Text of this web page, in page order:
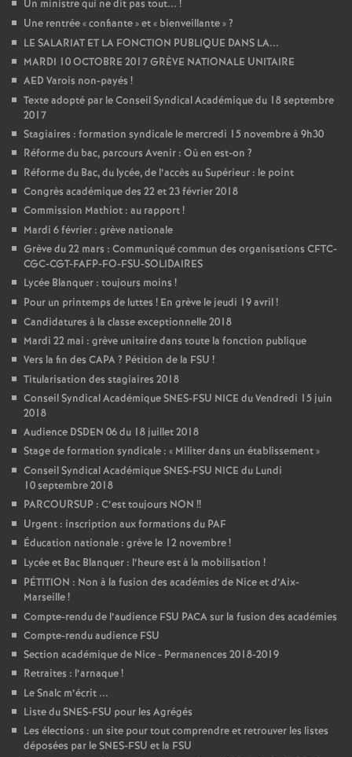
Un ministre qui ne dit pas tout... !
Une rentrée «confiante» et « bienveillante»?
LE SALARIAT ET LA FONCTION PUBLIQUE DANS LA...
MARDI 10 OCTOBRE 2017 GRÈVE NATIONALE UNITAIRE
AED Varois non-payés !
Texte adopté par le Conseil Syndical Académique du 18 septembre
2017
Stagiaires : formation syndicale le mercredi 15 novembre à 9h30
Réforme du bac, parcours Avenir : Où en est-on ?
Réforme du Bac, du lycée, de l’accès au Supérieur : le point
Congrès académique des 22 et 23 février 2018
Commission Mathiot : au rapport!
Mardi 6 février : grève nationale
Grève du 22 mars : Communiqué commun des organisations CFTC-
CGC-CGT-FAFP-FO-FSU-SOLIDAIRES
Lycée Blanquer : toujours moins !
Pour un printemps de luttes ! En grève le jeudi 19 avril!
Candidatures à la classe exceptionnelle 2018
Mardi 22 mai : grève unitaire dans toute la fonction publique
Vers la fin des CAPA? Pétition de la FSU !
Titularisation des stagiaires 2018
Conseil Syndical Académique SNES-FSU NICE du Vendredi 15 juin
2018
Audience DSDEN 06 du 18 juillet 2018
Stage de formation syndicale : « Militer dans un établissement»
Conseil Syndical Académique SNES-FSU NICE du Lundi
10 septembre 2018
PARCOURSUP : C’est toujours NON !!
Urgent : inscription aux formations du PAF
Éducation nationale : grève le 12 novembre!
Lycée et Bac Blanquer : l’heure est à la mobilisation !
PÉTITION : Non à la fusion des académies de Nice et d’Aix-
Marseille!
Compte-rendu de l’audience FSU PACA sur la fusion des académies
Compte-rendu audience FSU
Section académique de Nice - Permanences 2018-2019
Retraites : l’arnaque!
Le Snalc m’écrit ...
Liste du SNES-FSU pour les Agrégés
Les élections : un site pour tout comprendre et retrouver les listes
déposées par le SNES-FSU et la FSU